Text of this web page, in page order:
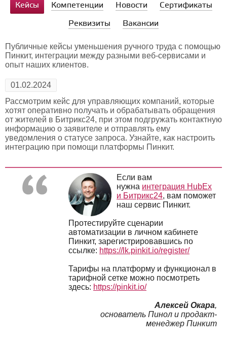
Кейсы Компетенции Новости
Сертификаты
Реквизиты
Вакансии
Публичные кейсы уменьшения ручного труда с помощью
Пинкит, интеграции между разными веб-сервисами и
опыт наших клиентов.
01.02.2024
Рассмотрим кейс для управляющих компаний, которые
хотят оперативно получать и обрабатывать обращения
от жителей в Битрикс24, при этом подгружать контактную
информацию о заявителе и отправлять ему
уведомления о статусе запроса. Узнайте, как настроить
интеграцию при помощи платформы Пинкит.
Если вам
нужна интеграция HubEx
и Битрикс24, вам поможет
наш сервис Пинкит.
Протестируйте сценарии
автоматизации в личном кабинете
Пинкит, зарегистрировавшись по
ссылке: https://lk.pinkit.io/register/
Тарифы на платформу и функционал в
тарифной сетке можно посмотреть
здесь: https://pinkit.io/
Алексей Окара,
основатель Пинол и продакт-
менеджер Пинкит